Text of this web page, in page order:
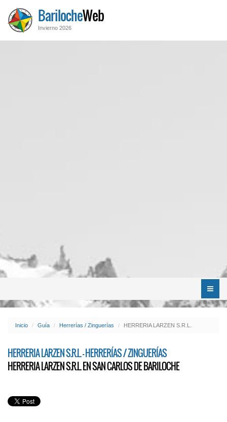
BarilocheWeb
Invierno 2026
Menú
Inicio Guía Herrerías / Zinguerías HERRERIA LARZEN S.R.L.
HERRERIA LARZEN S.R.L. - HERRERÍAS / ZINGUERÍAS
HERRERIA LARZEN S.R.L. EN SAN CARLOS DE BARILOCHE